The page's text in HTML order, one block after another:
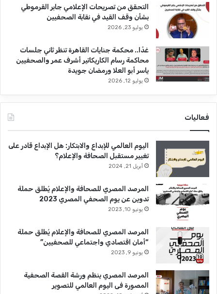
التحقق من تصريحات الإعلامي جابر القرموطي
بشأن وقف القيد في نقابة الصحفيين
يوليو 23, 2026
غدًا.. محكمة جنايات القاهرة تنظر ثاني جلسات
محاكمة رسام الكاريكاتير أشرف عمر والصحفيين
ياسر أبو العلا ورمضان جويدة
يوليو 12, 2026
فعاليات
اليوم العالمي للإبداع والابتكار: هل الإبداع قادر على
تغيير مستقبل الصحافة والإعلام؟
أبريل 21, 2024
المرصد المصري للصحافة والإعلام يُطلق حملة
تدوين عن يوم الصحفي المصري 2023
يونيو 10, 2023
المرصد المصري للصحافة والإعلام يُطلق حملة
“أمان اقتصادي واجتماعي للصحفيين”
يونيو 9, 2023
المرصد المصري ينظم ورشة القصة الصحفية
المصورة فى اليوم العالمي للتصوير